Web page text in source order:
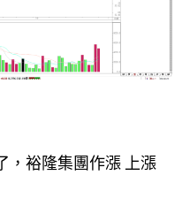
，裕隆集團作漲 上漲